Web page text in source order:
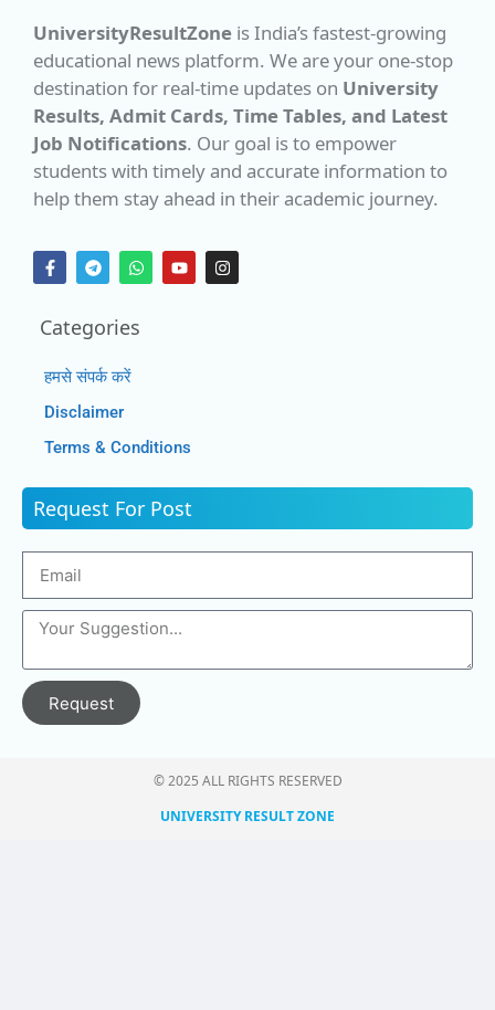
UniversityResultZone is India’s fastest-growing
educational news platform. We are your one-stop
destination for real-time updates on University
Results, Admit Cards, Time Tables, and Latest
Job Notifications. Our goal is to empower
students with timely and accurate information to
help them stay ahead in their academic journey.
Categories
हमसे संपर्क करें
Disclaimer
Terms & Conditions
Request For Post
Request
© 2025 ALL RIGHTS RESERVED​
UNIVERSITY RESULT ZONE